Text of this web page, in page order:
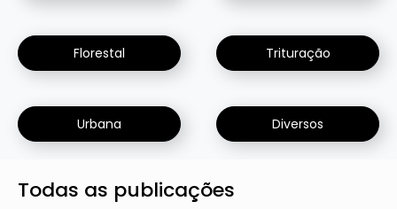
Florestal Trituração
Urbana Diversos
Todas as publicações